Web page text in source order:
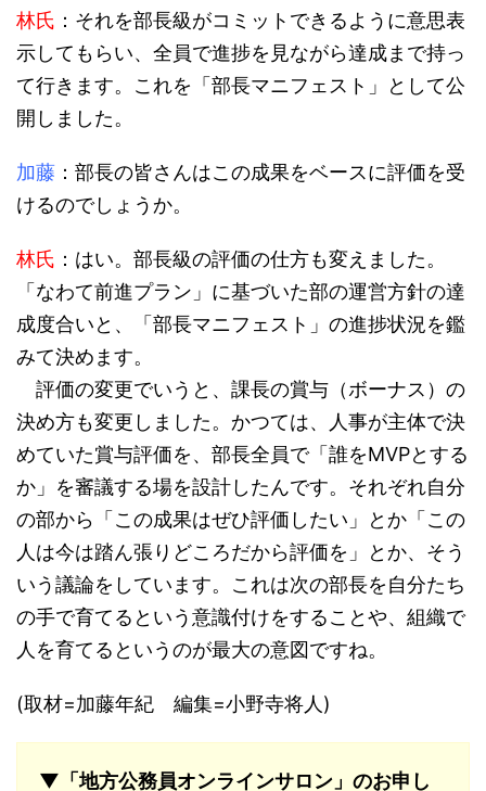
林氏 ：それを部長級がコミットできるように意思表
示してもらい、全員で進捗を見ながら達成まで持っ
て行きます。これを「部長マニフェスト」として公
開しました。
加藤 ：部長の皆さんはこの成果をベースに評価を受
けるのでしょうか。
林氏 ：はい。部長級の評価の仕方も変えました。
「なわて前進プラン」に基づいた部の運営方針の達
成度合いと、「部長マニフェスト」の進捗状況を鑑
みて決めます。
評価の変更でいうと、課長の賞与（ボーナス）の
決め方も変更しました。かつては、人事が主体で決
めていた賞与評価を、部長全員で「誰をMVPとする
か」を審議する場を設計したんです。それぞれ自分
の部から「この成果はぜひ評価したい」とか「この
人は今は踏ん張りどころだから評価を」とか、そう
いう議論をしています。これは次の部長を自分たち
の手で育てるという意識付けをすることや、組織で
人を育てるというのが最大の意図ですね。
(取材=加藤年紀 編集=小野寺将人)
▼「地方公務員オンラインサロン」のお申し